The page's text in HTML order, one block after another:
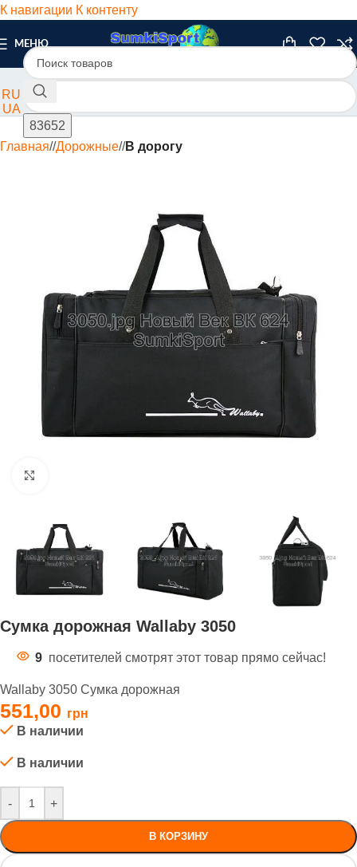
К навигации К контенту
МЕНЮ
RU
UA
Главная/ Дорожные/ В дорогу
Сумка дорожная Wallaby 3050
9 посетителей смотрят этот товар прямо сейчас!
Wallaby 3050 Сумка дорожная
551,00
В наличии
В наличии
- +
В КОРЗИНУ